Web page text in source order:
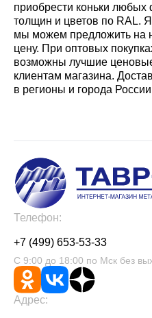
приобрести коньки
толщин и цветов по RAL.
мы можем предложить на
цену. При оптовых
возможны лучшие
клиентам магазина.
в регионы и города
Телефон:
+7 (499) 653-53-33
С 9:00 до 18:00 по Мск без
Адрес: